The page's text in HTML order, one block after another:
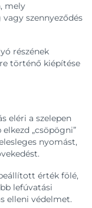
mely
szennyeződés
részének
történő kiépítése
eléri a szelepen
„csöpögni”
nyomást,
érték fölé,
lefúvatási
elleni védelmet.